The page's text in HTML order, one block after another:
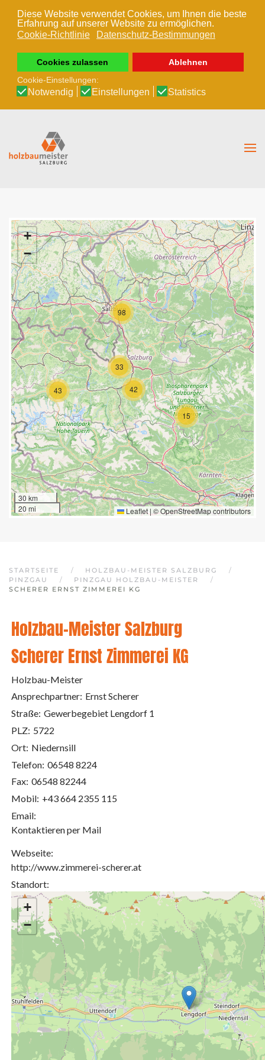
Diese Website verwendet Cookies, um Ihnen die beste
Erfahrung auf unserer Website zu ermöglichen.
Cookie-Richtlinie
Datenschutz-Bestimmungen
Cookies zulassen
Ablehnen
Cookie-Einstellungen:
Notwendig Einstellungen Statistics
Zum Hauptinhalt springen
15
33
42
43
98
+
−
30 km
20 mi
Leaflet | ©OpenStreetMapcontributors
STARTSEITE
HOLZBAU-MEISTER SALZBURG
PINZGAU
PINZGAU HOLZBAU-MEISTER
SCHERER ERNST ZIMMEREI KG
Holzbau-Meister Salzburg
Scherer Ernst Zimmerei KG
Holzbau-Meister
Ansprechpartner: Ernst Scherer
Straße: Gewerbegebiet Lengdorf 1
PLZ: 5722
Ort: Niedernsill
Telefon: 06548 8224
Fax: 06548 82244
Mobil: +43 664 2355 115
Email:
Kontaktieren per Mail
Webseite:
http://www.zimmerei-scherer.at
Standort:
+
−